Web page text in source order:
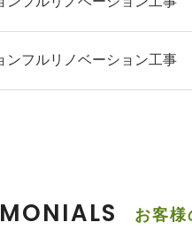
フルリノベーション工事
お客様